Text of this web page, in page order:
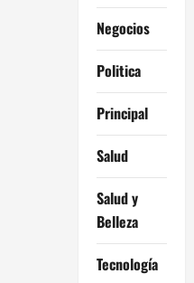
Negocios
Politica
Principal
Salud
Salud y
Belleza
Tecnología